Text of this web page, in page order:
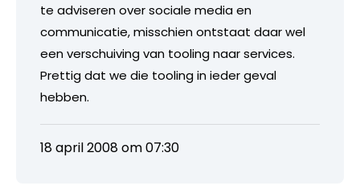
te adviseren over sociale media en
communicatie, misschien ontstaat daar wel
een verschuiving van tooling naar services.
Prettig dat we die tooling in ieder geval
hebben.
18 april 2008 om 07:30